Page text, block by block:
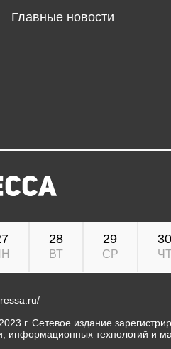
Главные новости
28
ВТ
29
СР
30
ЧТ
г. Сетевое издание
информационных технологий и